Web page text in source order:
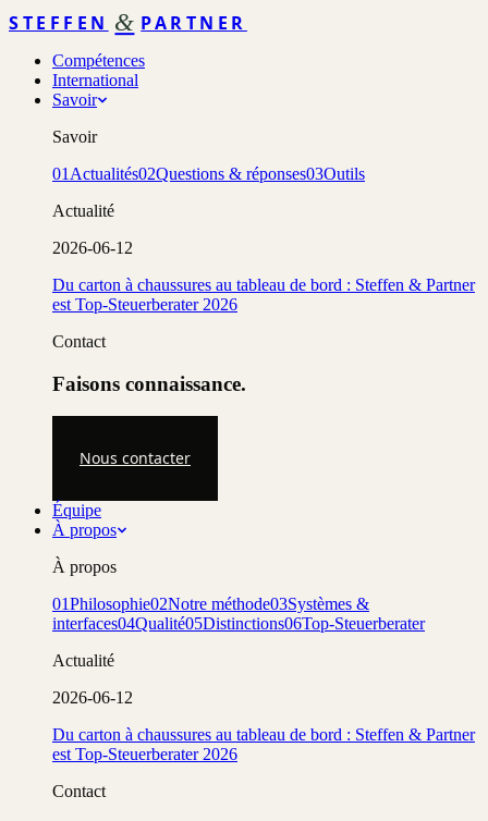
STEFFEN & PARTNER
Compétences
International
Savoir
Savoir
01 Actualités02Questions & réponses03Outils
Actualité
2026-06-12
Du carton à chaussures au tableau de bord : Steffen & Partner
est Top-Steuerberater 2026
Contact
Faisons connaissance.
Nous contacter
Équipe
À propos
À propos
01Philosophie02Notre méthode03Systèmes &
interfaces04Qualité05Distinctions06Top-Steuerberater
Actualité
2026-06-12
Du carton à chaussures au tableau de bord : Steffen & Partner
est Top-Steuerberater 2026
Contact